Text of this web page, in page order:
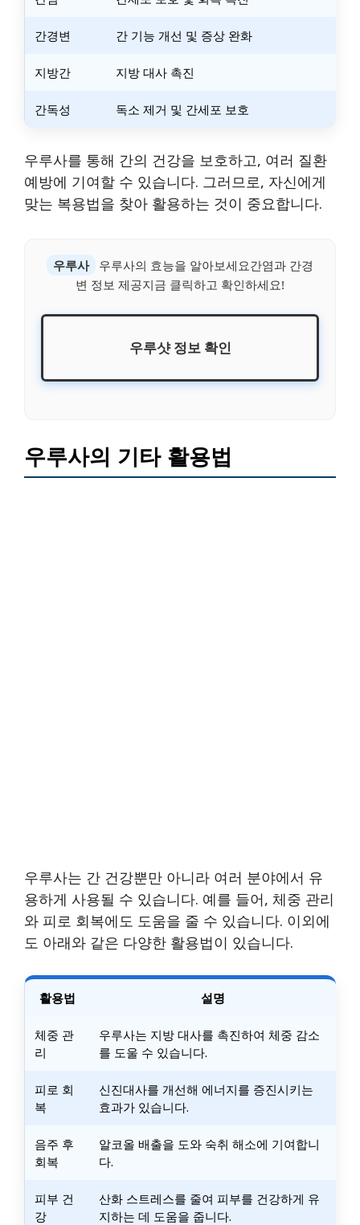
간경변 간 기능 개선 및 증상 완화
지방간 지방 대사 촉진
간독성 독소 제거 및 간세포 보호
우루사를 통해 간의 건강을 보호하고, 여러 질환
예방에 기여할 수 있습니다. 그러므로, 자신에게
맞는 복용법을 찾아 활용하는 것이 중요합니다.
우루사
우루사의 효능을 알아보세요간염과 간경
변 정보 제공지금 클릭하고 확인하세요!
우루샷 정보 확인
우루사의 기타 활용법
우루사는 간 건강뿐만 아니라 여러 분야에서 유
용하게 사용될 수 있습니다. 예를 들어, 체중 관리
와 피로 회복에도 도움을 줄 수 있습니다. 이외에
도 아래와 같은 다양한 활용법이 있습니다.
활용법 설명
체중 관
리
우루사는 지방 대사를 촉진하여 체중 감소
를 도울 수 있습니다.
피로 회
복
신진대사를 개선해 에너지를 증진시키는
효과가 있습니다.
음주 후
회복
알코올 배출을 도와 숙취 해소에 기여합니
다.
피부 건
강
산화 스트레스를 줄여 피부를 건강하게 유
지하는 데 도움을 줍니다.